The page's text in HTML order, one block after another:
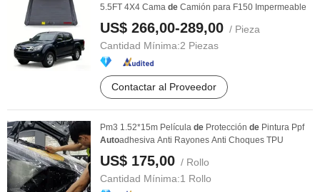
5.5FT 4X4 Cama de Camión para F150 Impermeable
US$ 266,00-289,00 / Pieza
Cantidad Mínima:2 Piezas
Contactar al Proveedor
Pm3 1.52*15m Película de Protección de Pintura Ppf
Autoadhesiva Anti Rayones Anti Choques TPU
US$ 175,00 / Rollo
Cantidad Mínima:1 Rollo